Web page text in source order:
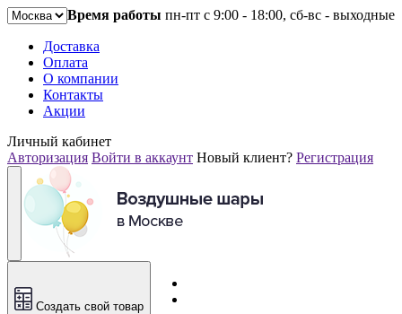
Время работы пн-пт с 9:00 - 18:00, сб-вс - выходные
Доставка
Оплата
О компании
Контакты
Акции
Личный кабинет
Авторизация Войти в аккаунт Новый клиент? Регистрация
Создать свой товар